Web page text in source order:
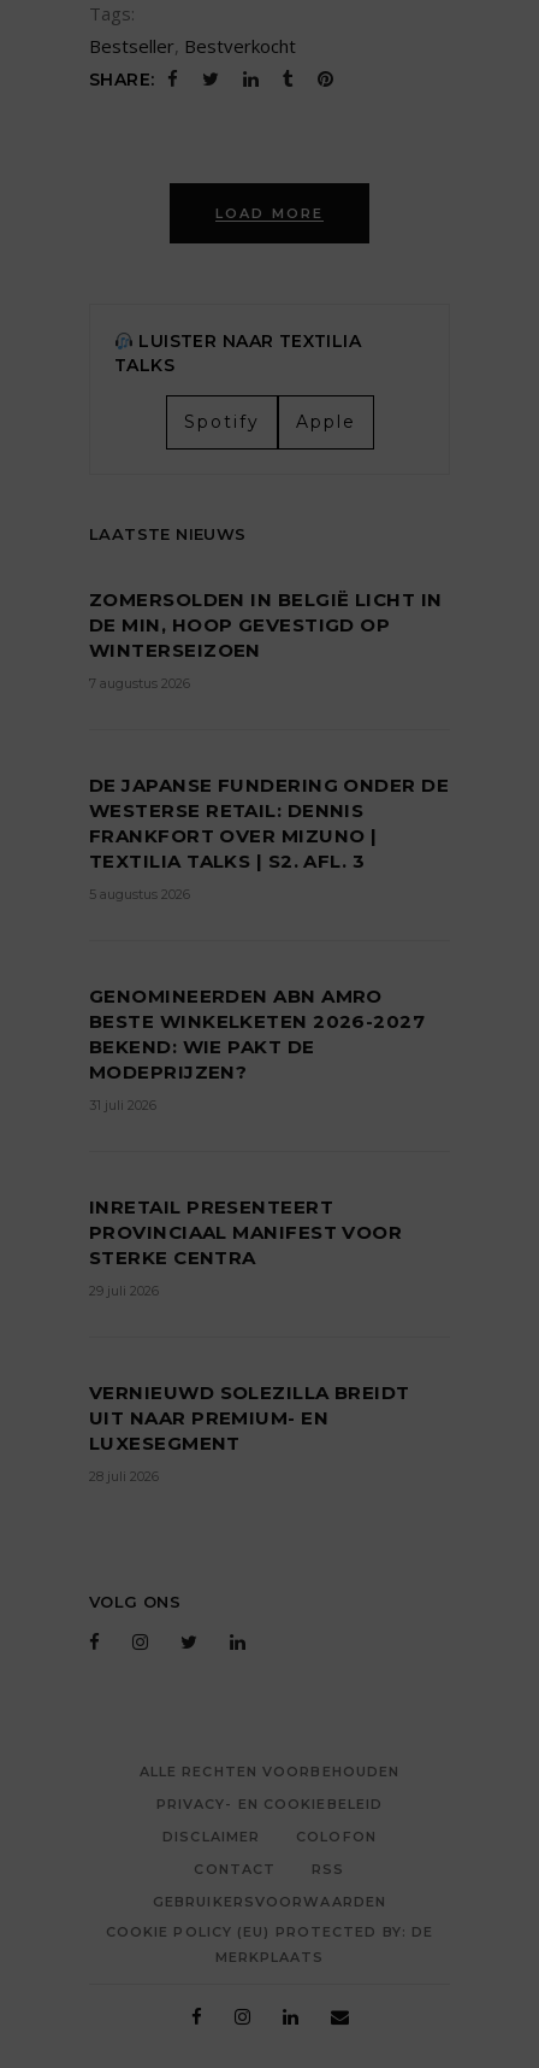
Tags:
Bestseller, Bestverkocht
SHARE:
LOAD MORE
LUISTER NAAR TEXTILIA
TALKS
Spotify Apple
LAATSTE NIEUWS
ZOMERSOLDEN IN BELGIË LICHT IN
DE MIN, HOOP GEVESTIGD OP
WINTERSEIZOEN
7 augustus 2026
DE JAPANSE FUNDERING ONDER DE
WESTERSE RETAIL: DENNIS
FRANKFORT OVER MIZUNO |
TEXTILIA TALKS | S2. AFL. 3
5 augustus 2026
GENOMINEERDEN ABN AMRO
BESTE WINKELKETEN 2026-2027
BEKEND: WIE PAKT DE
MODEPRIJZEN?
31 juli 2026
INRETAIL PRESENTEERT
PROVINCIAAL MANIFEST VOOR
STERKE CENTRA
29 juli 2026
VERNIEUWD SOLEZILLA BREIDT
UIT NAAR PREMIUM- EN
LUXESEGMENT
28 juli 2026
VOLG ONS
ALLE RECHTEN VOORBEHOUDEN
PRIVACY- EN COOKIEBELEID
DISCLAIMER
COLOFON
CONTACT
RSS
GEBRUIKERSVOORWAARDEN
COOKIE POLICY (EU) PROTECTED BY: DE
MERKPLAATS